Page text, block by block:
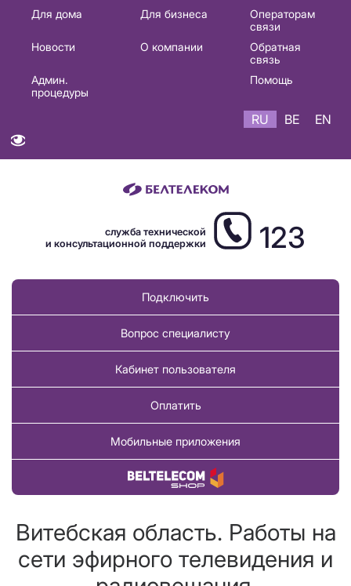
Основная
навигация
Для дома Для бизнеса
Операторам
связи
Новости
О компании
Обратная
связь
Админ.
процедуры
Помощь
RU BE EN
служба технической
и консультационной поддержки
123
Подключить
Вопрос специалисту
Кабинет пользователя
Оплатить
Мобильные приложения
Купить товар
Витебская область. Работы на
сети эфирного телевидения и